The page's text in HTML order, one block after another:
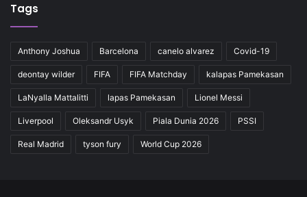
Tags
Anthony Joshua Barcelona canelo alvarez Covid-19
deontay wilder FIFA FIFA Matchday kalapas Pamekasan
LaNyalla Mattalitti lapas Pamekasan Lionel Messi
Liverpool Oleksandr Usyk Piala Dunia 2026 PSSI
Real Madrid tyson fury World Cup 2026